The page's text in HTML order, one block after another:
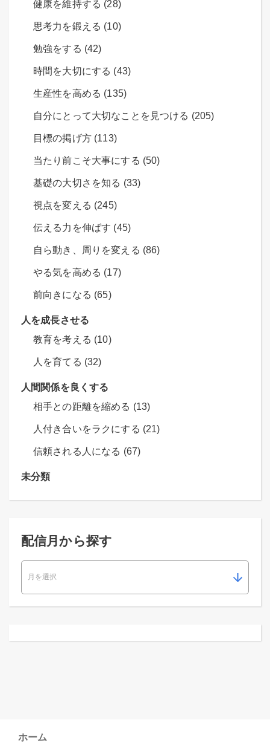
健康を維持する (28)
思考力を鍛える (10)
勉強をする (42)
時間を大切にする (43)
生産性を高める (135)
自分にとって大切なことを見つける (205)
目標の掲げ方 (113)
当たり前こそ大事にする (50)
基礎の大切さを知る (33)
視点を変える (245)
伝える力を伸ばす (45)
自ら動き、周りを変える (86)
やる気を高める (17)
前向きになる (65)
人を成長させる
教育を考える (10)
人を育てる (32)
人間関係を良くする
相手との距離を縮める (13)
人付き合いをラクにする (21)
信頼される人になる (67)
未分類
配信月から探す
ホーム